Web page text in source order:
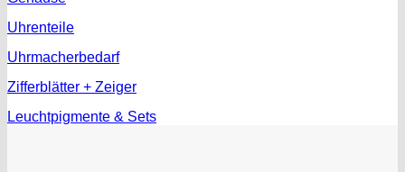
Uhrenteile
Uhrmacherbedarf
Zifferblätter + Zeiger
Leuchtpigmente & Sets